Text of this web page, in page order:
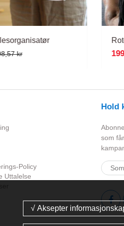
kr
Policy
Uttalelse
Hold
som